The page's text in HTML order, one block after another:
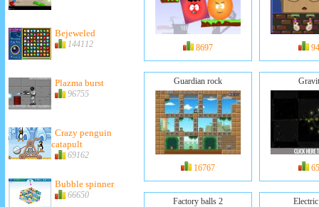
Bejeweled
144112
Plazma burst
96755
Crazy penguin
catapult
69162
Bubble spinner
66650
8697
Guardian rock
16767
Factory balls 2